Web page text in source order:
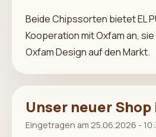
Beide Chipssorten bietet EL
Kooperation mit Oxfam an,
Oxfam Design auf den Markt.
Unser neuer
Eingetragen am 25.06.2026 -